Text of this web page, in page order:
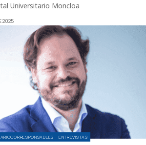
Universitario Moncloa
2025
ENTREVISTAS